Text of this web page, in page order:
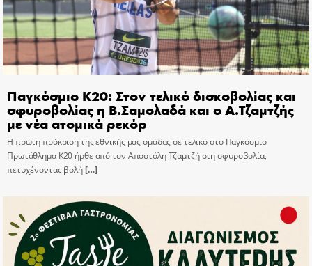
Παγκόσμιο Κ20: Στον τελικό δισκοβολίας και
σφυροβολίας η Β.Σαμολαδά και ο Α.Τζαμτζής
με νέα ατομικά ρεκόρ
Η πρώτη πρόκριση της εθνικής μας ομάδας σε τελικό στο Παγκόσμιο
Πρωτάθλημα Κ20 ήρθε από τον Αποστόλη Τζαμτζή στη σφυροβολία,
πετυχένοντας βολή[…]